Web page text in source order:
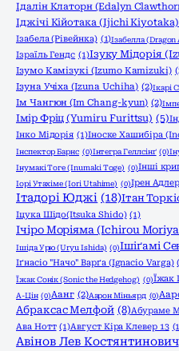
Ідалін Клаторн (Edalyn
Іджічі Кійотака (Ijichi Kiyotaka)
Ізабела (Рівейнка) (1)Ізабелла (Dragon
Ізраїль Гендс (1)Ізуку Мідорія
Ізумо Камізукі (Izumo Kamizuki)
Ізуна Учіха (Izuna Uchiha) (2)Ікарі
Ім Чангюн (Im Chang-kyun) (2)
Імір Фріц (Yumiru Furittsu) (5)
Інко Мідорія (1)Іноске Хашибіра
Інспектор Барнс (0)Інтегра Геллсінґ (0)
Інумакі Тоге (Inumaki Toge) (0)Інші
Іорі Утахіме (Iori Utahime) (0)Ірен
Ітадорі Юджі (18)Ітан
Іцука Шідо(Itsuka Shido) (1)
Ічіро Моріяма (Ichirou
Ішіда Урю (Uryu Ishida) (0)Ішіґамі
Іґнасіо "Начо" Варґа (Ignacio Varga)
Їжак Сонік (Sonic the Hedgehog) (0)Їжак
А-Цін (0)Аанг (2)Аарон Міньярд (0)
Абраксас Мелфой (8)Абураме
Ава Нотт (1)Август Кіра Клевер 13
Авінов Лев Костянтинович